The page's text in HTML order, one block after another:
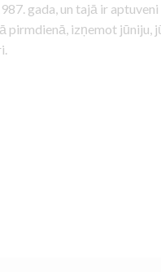
gada, un tajā ir
pirmdienā, izņemot jūniju,